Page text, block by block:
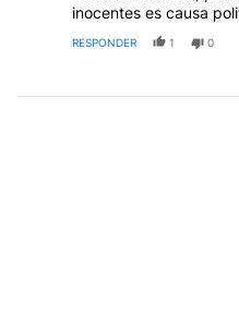
inocentes es causa
RESPONDER 1 0